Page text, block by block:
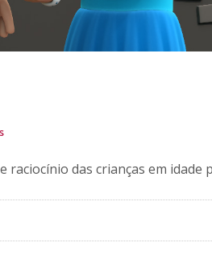
das crianças em idade